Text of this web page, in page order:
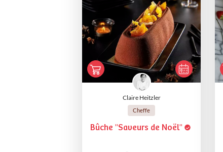
Claire Heitzler
Cheffe
Bûche "Saveurs de Noël"